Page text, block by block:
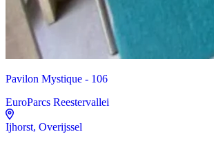
Pavilon Mystique - 106
EuroParcs Reestervallei
Ijhorst, Overijssel